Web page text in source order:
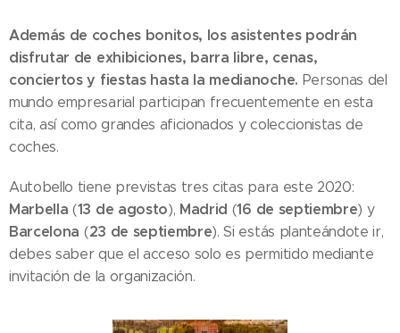
Además de coches bonitos, los asistentes podrán
disfrutar de exhibiciones, barra libre, cenas,
conciertos y fiestas hasta la medianoche. Personas del
mundo empresarial participan frecuentemente en esta
cita, así como grandes aficionados y coleccionistas de
coches.
Autobello tiene previstas tres citas para este 2020:
Marbella(13 de agosto), Madrid (16 de septiembre) y
Barcelona (23 de septiembre). Si estás planteándote ir,
debes saber que el acceso solo es permitido mediante
invitación de la organización.